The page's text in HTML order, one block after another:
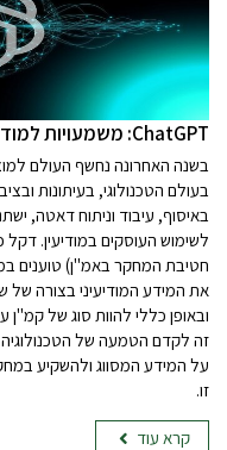
ChatGPT: משמעויות למודיעין
בעולם הטכנולוגי, בעיתונות
באיסוף, עיבוד וניתוח דאטה,
לשימוש העוסקים במודיעין. דקל
את המידע המודיעיני בצורה
ובאופן כללי להוות סוג של
זה לקדם הטמעה של
על המידע המסווג ולהשקיע
זו.
קרא עוד